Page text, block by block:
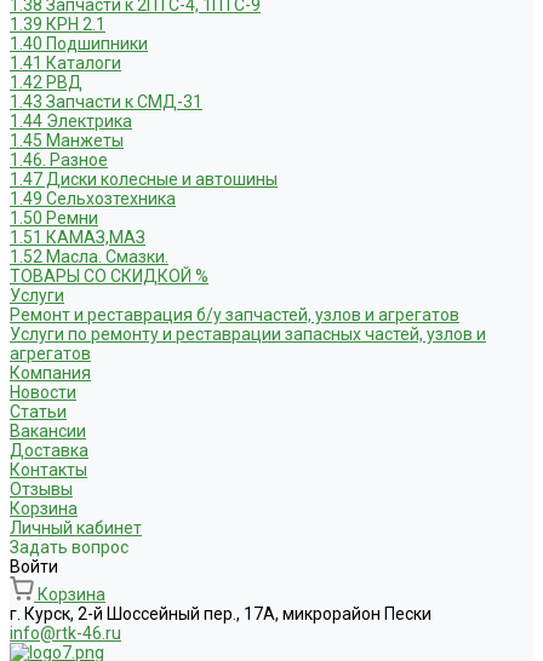
1.38 Запчасти к 2ПТС-4, 1ПТС-9
1.39 КРН 2.1
1.40 Подшипники
1.41 Каталоги
1.42 РВД
1.43 Запчасти к СМД-31
1.44 Электрика
1.45 Манжеты
1.46. Разное
1.47 Диски колесные и автошины
1.49 Сельхозтехника
1.50 Ремни
1.51 КАМАЗ,МАЗ
1.52 Масла. Смазки.
ТОВАРЫ СО СКИДКОЙ %
Услуги
Ремонт и реставрация б/у запчастей, узлов и агрегатов
Услуги по ремонту и реставрации запасных частей, узлов и
агрегатов
Компания
Новости
Статьи
Вакансии
Доставка
Контакты
Отзывы
Корзина
Личный кабинет
Задать вопрос
Войти
Корзина
г. Курск, 2-й Шоссейный пер., 17А, микрорайон Пески
info@rtk-46.ru